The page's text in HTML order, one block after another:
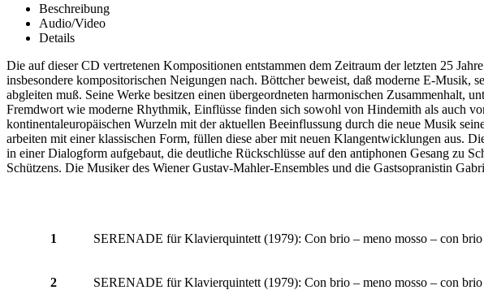
Beschreibung
Audio/Video
Details
Die auf dieser CD vertretenen Kompositionen entstammen dem Zeitraum der letzten 25
insbesondere kompositorischen Neigungen nach. Böttcher beweist, daß moderne E-
abgleiten muß. Seine Werke besitzen einen übergeordneten harmonischen
Fremdwort wie moderne Rhythmik, Einflüsse finden sich sowohl von Hindemith als auch
kontinentaleuropäischen Wurzeln mit der aktuellen Beeinflussung durch die neue Musik
arbeiten mit einer klassischen Form, füllen diese aber mit neuen Klangentwicklungen
in einer Dialogform aufgebaut, die deutliche Rückschlüsse auf den antiphonen Gesang zu
Schützens. Die Musiker des Wiener Gustav-Mahler-Ensembles und die Gastsopranistin
1 SERENADE für Klavierquintett (1979): Con brio – meno mosso – con brio
2 SERENADE für Klavierquintett (1979): Con brio – meno mosso – con brio